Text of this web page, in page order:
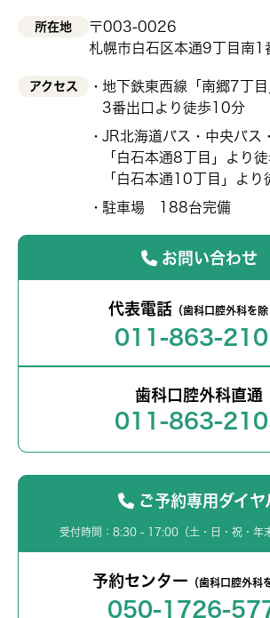
所在地
〒003-0026
札幌市白石区本通9丁目南1
アクセス
地下鉄東西線「南郷7丁目
3番出口より徒歩10分
JR北海道バス・中央バス
「白石本通8丁目」より
「白石本通10丁目」より
駐車場 188台完備
お問い合わせ
代表電話 （歯科口腔外科を除
011-863-
歯科口腔外科直通
011-863-
ご予約専用ダイヤ
受付時間：8:30 - 17:00（土・日・祝・年
予約センター （歯科口腔外科
050-1726-